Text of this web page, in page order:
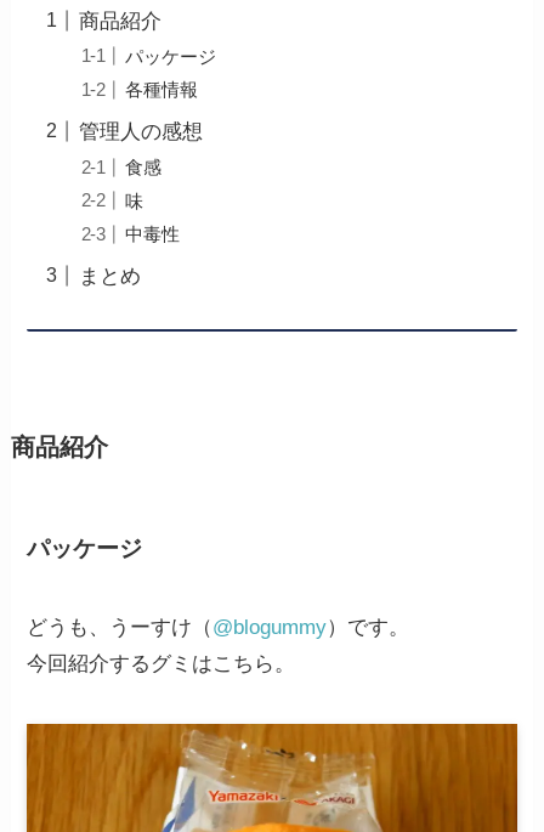
商品紹介
パッケージ
各種情報
管理人の感想
食感
味
中毒性
まとめ
商品紹介
パッケージ
どうも、うーすけ（@blogummy）です。
今回紹介するグミはこちら。